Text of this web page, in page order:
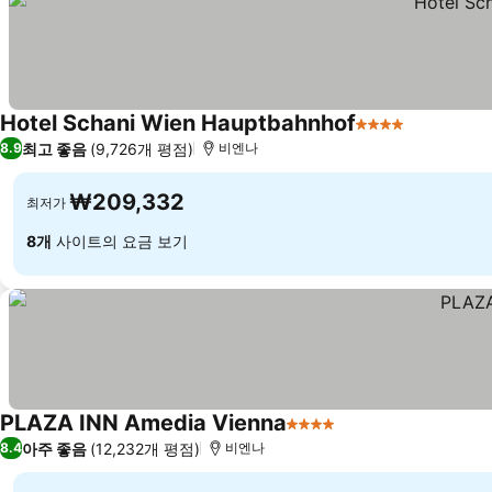
Hotel Schani Wien Hauptbahnhof4 성급
8.9최고 좋음 (9,726개 평점) 비엔나
최저가 ₩209,332
8개 사이트의 요금 보기
PLAZA INN Amedia Vienna4 성급
8.4아주 좋음 (12,232개 평점) 비엔나